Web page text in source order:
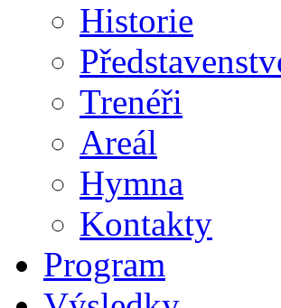
Historie
Trenéři
Areál
Hymna
Kontakty
Program